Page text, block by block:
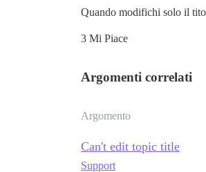
Quando modifichi solo il
3 Mi Piace
Argomenti correlati
Argomento
Can't edit topic title
Support